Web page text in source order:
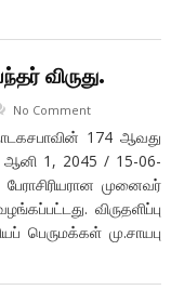
விருது.
No Comment
174 ஆவது
1, 2045 / 15-06-
முனைவர்
விருதளிப்பு
பெருமக்கள் மு.சாயபு